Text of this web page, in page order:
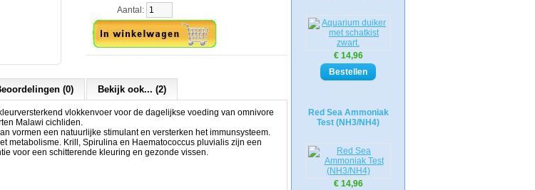
€ 14,96
Red Sea Ammoniak
Test (NH3/NH4)
€ 14,96
Aantal:
(0) Bekijk ook... (2)
vlokkenvoer voor de dagelijkse voeding van omnivore
Malawi cichliden.
vormen een natuurlijke stimulant en versterken het immunsysteem.
metabolisme. Krill, Spirulina en Haematococcus pluvialis zijn een
voor een schitterende kleuring en gezonde vissen.